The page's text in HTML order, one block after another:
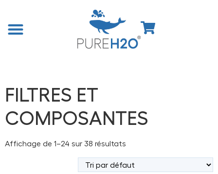
FILTRES ET
COMPOSANTES
Affichage de 1–24 sur 38 résultats